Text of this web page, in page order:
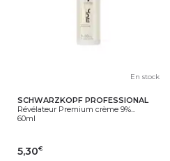
En stock
SCHWARZKOPF PROFESSIONAL
Révélateur Premium crème 9%...
60ml
5,30€